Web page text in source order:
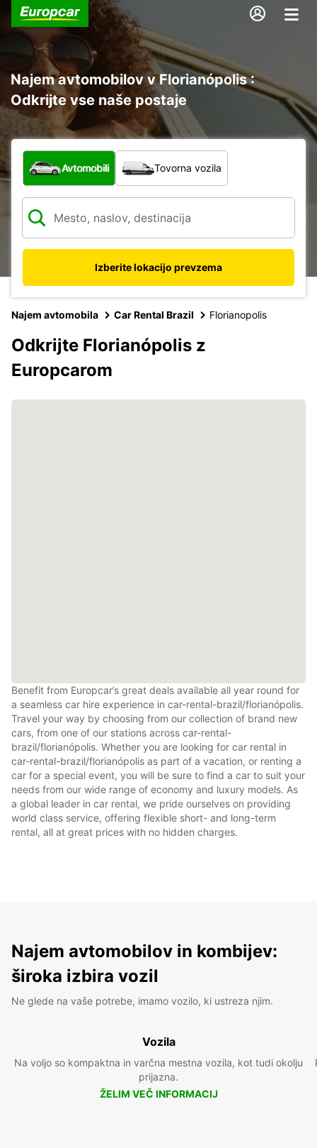
Najem avtomobilov v Florianópolis :
Odkrijte vse naše postaje
Katera vrsta vozila?
Avtomobili Tovorna vozila
Izberite lokacijo prevzema
Najem avtomobila Car Rental Brazil Florianopolis
Odkrijte Florianópolis z
Europcarom
Benefit from Europcar’s great deals available all year round for
a seamless car hire experience in car-rental-brazil/florianópolis.
Travel your way by choosing from our collection of brand new
cars, from one of our stations across car-rental-
brazil/florianópolis. Whether you are looking for car rental in
car-rental-brazil/florianópolis as part of a vacation, or renting a
car for a special event, you will be sure to find a car to suit your
needs from our wide range of economy and luxury models. As
a global leader in car rental, we pride ourselves on providing
world class service, offering flexible short- and long-term
rental, all at great prices with no hidden charges.
Najem avtomobilov in kombijev:
široka izbira vozil
Ne glede na vaše potrebe, imamo vozilo, ki ustreza njim.
Vozila
Na voljo so kompaktna in varčna mestna vozila, kot tudi okolju
prijazna.
ŽELIM VEČ INFORMACIJ